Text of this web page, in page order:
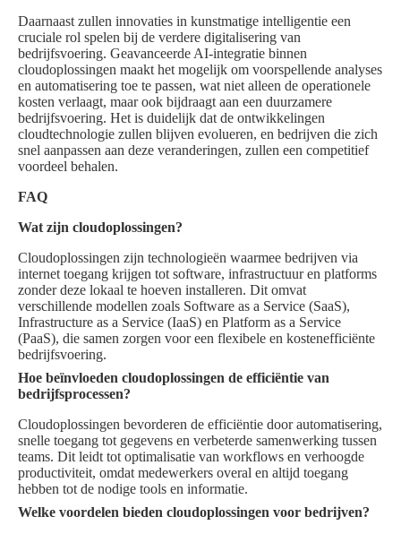
Daarnaast zullen innovaties in kunstmatige intelligentie een
cruciale rol spelen bij de verdere digitalisering van
bedrijfsvoering. Geavanceerde AI-integratie binnen
cloudoplossingen maakt het mogelijk om voorspellende analyses
en automatisering toe te passen, wat niet alleen de operationele
kosten verlaagt, maar ook bijdraagt aan een duurzamere
bedrijfsvoering. Het is duidelijk dat de ontwikkelingen
cloudtechnologie zullen blijven evolueren, en bedrijven die zich
snel aanpassen aan deze veranderingen, zullen een competitief
voordeel behalen.
FAQ
Wat zijn cloudoplossingen?
Cloudoplossingen zijn technologieën waarmee bedrijven via
internet toegang krijgen tot software, infrastructuur en platforms
zonder deze lokaal te hoeven installeren. Dit omvat
verschillende modellen zoals Software as a Service (SaaS),
Infrastructure as a Service (IaaS) en Platform as a Service
(PaaS), die samen zorgen voor een flexibele en kostenefficiënte
bedrijfsvoering.
Hoe beïnvloeden cloudoplossingen de efficiëntie van
bedrijfsprocessen?
Cloudoplossingen bevorderen de efficiëntie door automatisering,
snelle toegang tot gegevens en verbeterde samenwerking tussen
teams. Dit leidt tot optimalisatie van workflows en verhoogde
productiviteit, omdat medewerkers overal en altijd toegang
hebben tot de nodige tools en informatie.
Welke voordelen bieden cloudoplossingen voor bedrijven?